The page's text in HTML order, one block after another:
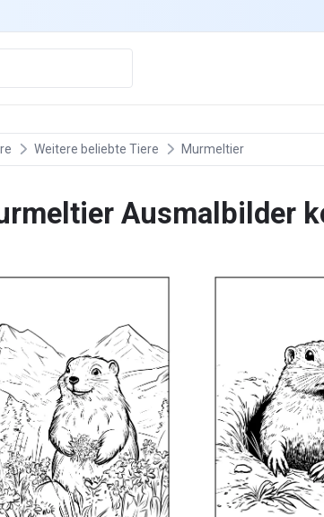
Weitere beliebte Tiere Murmeltier
Ausmalbilder